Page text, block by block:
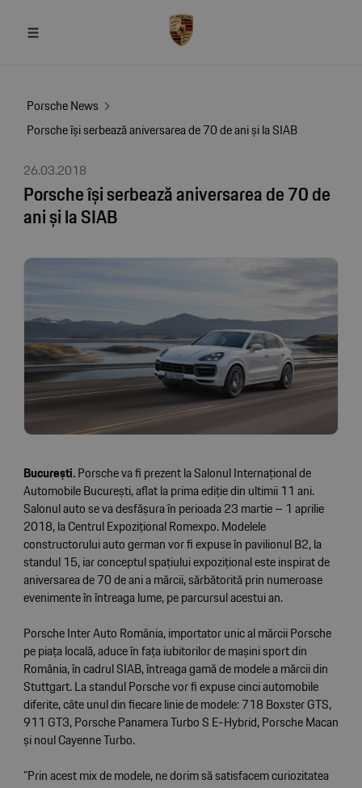
Porsche News
Porsche își serbează aniversarea de 70 de ani și la SIAB
26.03.2018
Porsche își serbează aniversarea de 70 de
ani și la SIAB
București.Porsche va fi prezent la Salonul Internațional de
Automobile București, aflat la prima ediție din ultimii 11 ani.
Salonul auto se va desfășura în perioada 23 martie – 1 aprilie
2018, la Centrul Expozițional Romexpo. Modelele
constructorului auto german vor fi expuse în pavilionul B2, la
standul 15, iar conceptul spațiului expozițional este inspirat de
aniversarea de 70 de ani a mărcii, sărbătorită prin numeroase
evenimente în întreaga lume, pe parcursul acestui an.
Porsche Inter Auto România, importator unic al mărcii Porsche
pe piața locală, aduce în fața iubitorilor de mașini sport din
România, în cadrul SIAB, întreaga gamă de modele a mărcii din
Stuttgart. La standul Porsche vor fi expuse cinci automobile
diferite, câte unul din fiecare linie de modele: 718 Boxster GTS,
911 GT3, Porsche Panamera Turbo S E-Hybrid, Porsche Macan
și noul Cayenne Turbo.
”Prin acest mix de modele, ne dorim să satisfacem curiozitatea